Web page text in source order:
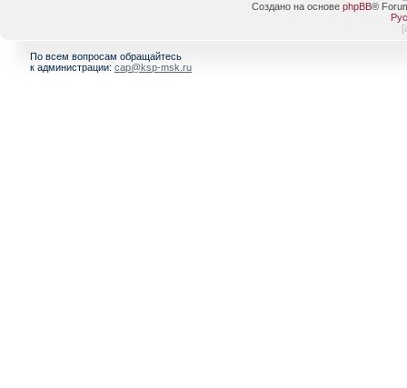
Создано на основе phpBB®
[
По всем вопросам обращайтесь
к администрации: cap@ksp-msk.ru